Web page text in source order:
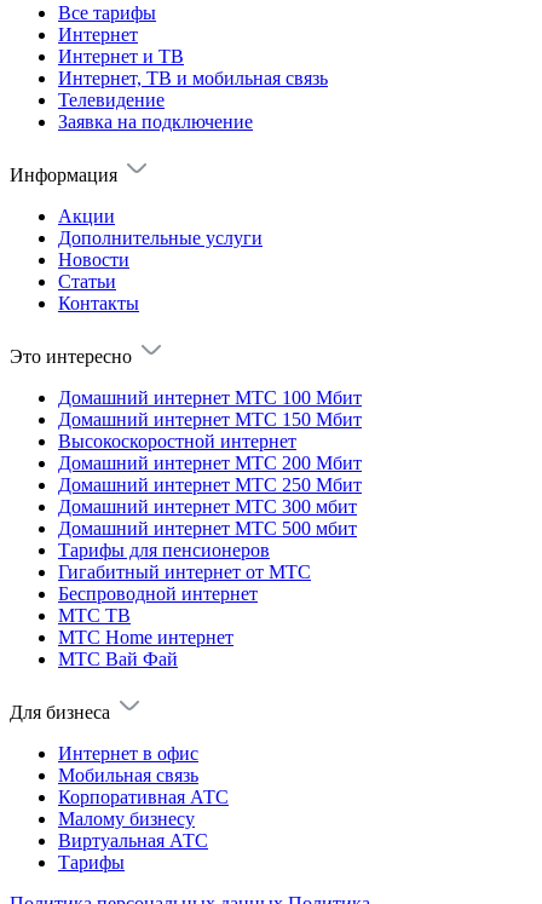
Все тарифы
Интернет
Интернет и ТВ
Интернет, ТВ и мобильная связь
Телевидение
Заявка на подключение
Информация
Акции
Дополнительные услуги
Новости
Статьи
Контакты
Это интересно
Домашний интернет МТС 100 Мбит
Домашний интернет МТС 150 Мбит
Высокоскоростной интернет
Домашний интернет МТС 200 Мбит
Домашний интернет МТС 250 Мбит
Домашний интернет МТС 300 мбит
Домашний интернет МТС 500 мбит
Тарифы для пенсионеров
Гигабитный интернет от МТС
Беспроводной интернет
МТС ТВ
МТС Home интернет
МТС Вай Фай
Для бизнеса
Интернет в офис
Мобильная связь
Корпоративная АТС
Малому бизнесу
Виртуальная АТС
Тарифы